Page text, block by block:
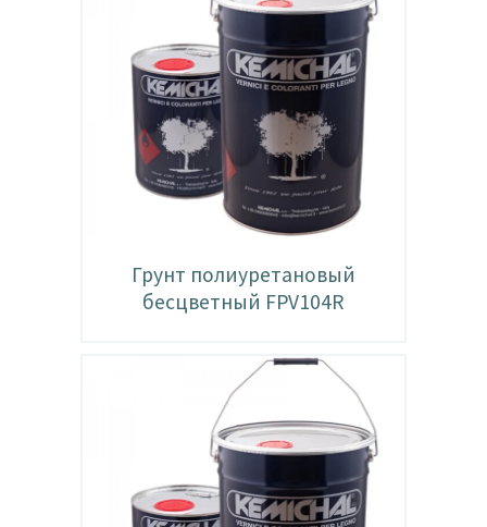
Грунт полиуретановый
бесцветный FPV104R